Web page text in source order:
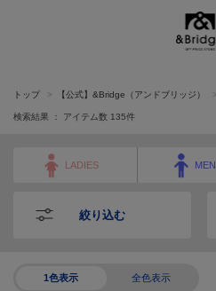
トップ 【公式】&Bridge（アンドブリッジ）
検索結果 ： アイテム数 135件
LADIES MEN
絞り込む
1色表示 全色表示